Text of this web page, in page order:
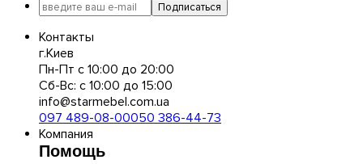
Подписаться
Контакты
г.Киев
Пн-Пт с 10:00 до 20:00
Сб-Вс: с 10:00 до 15:00
info@starmebel.com.ua
097 489-08-00050 386-44-73
Компания
Помощь